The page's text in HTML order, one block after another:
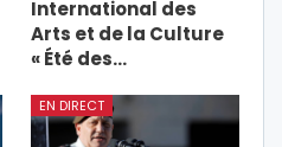
International des
Arts et de la Culture
« Été des…
EN DIRECT